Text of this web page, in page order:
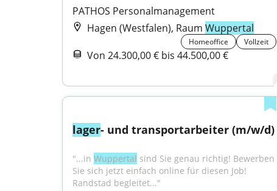
PATHOS Personalmanagement
Hagen (Westfalen), Raum Wuppertal
Homeoffice Vollzeit
Von 24.300,00 € bis 44.500,00 €
lager- und transportarbeiter (m/w/d)
"...in Wuppertal sind Sie genau richtig! Bewerben
Sie sich jetzt einfach online für diesen Job!
Randstad begleitet..."